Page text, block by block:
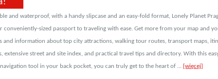
and waterproof, with a handy slipcase and an easy-fold format, Lonely Planet
conveniently-sized passport to traveling with ease. Get more from your map and
and information about top city attractions, walking tour routes, transport maps,
extensive street and site index, and practical travel tips and directory. With this
tool in your back pocket, you can truly get to the heart of ... [więcej]